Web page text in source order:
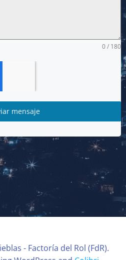
0 / 180
mensaje
- Factoría del Rol (FdR).